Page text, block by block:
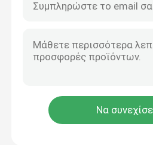
φούρνος καροτσακιών